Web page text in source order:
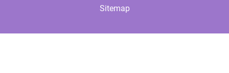
Sitemap